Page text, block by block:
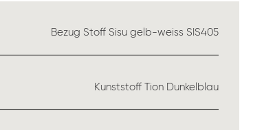
AUSWÄHLENBezug Stoff Sisu gelb-weiss SIS405
Kunststoff Tion Dunkelblau